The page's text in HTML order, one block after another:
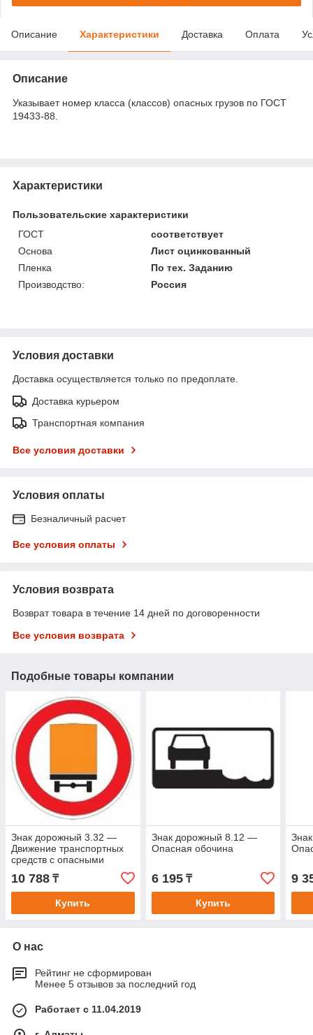
Описание Характеристики Доставка Оплата
Описание
Указывает номер класса (классов) опасных грузов по ГОСТ
19433-88.
Характеристики
Пользовательские характеристики
ГОСТ
соответствует
Основа
Лист оцинкованный
Пленка
По тех. Заданию
Производство:
Россия
Условия доставки
Доставка осуществляется только по предоплате.
Доставка курьером
Транспортная компания
Все условия доставки
Условия оплаты
Безналичный расчет
Все условия оплаты
Условия возврата
Возврат товара в течение 14 дней по договоренности
Все условия возврата
Подобные товары компании
Знак дорожный 3.32 —
Движение транспортных
средств с опасными
грузами запрещено
10 788 ₸
Купить
Знак дорожный 8.12 —
Опасная обочина
6 195₸
Купить
9
О нас
Рейтинг не сформирован
Менее 5 отзывов за последний год
Работает с 11.04.2019